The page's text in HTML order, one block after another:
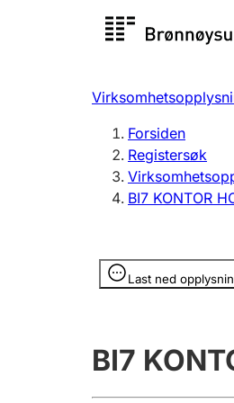
Registersøk
Registrere, endre,
Forsiden
Registersøk
BI7 KONTOR
Last ned
Opplysninger er
BI7